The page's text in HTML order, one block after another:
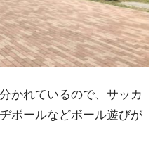
かれているので、サッカ
ボールなどボール遊びが